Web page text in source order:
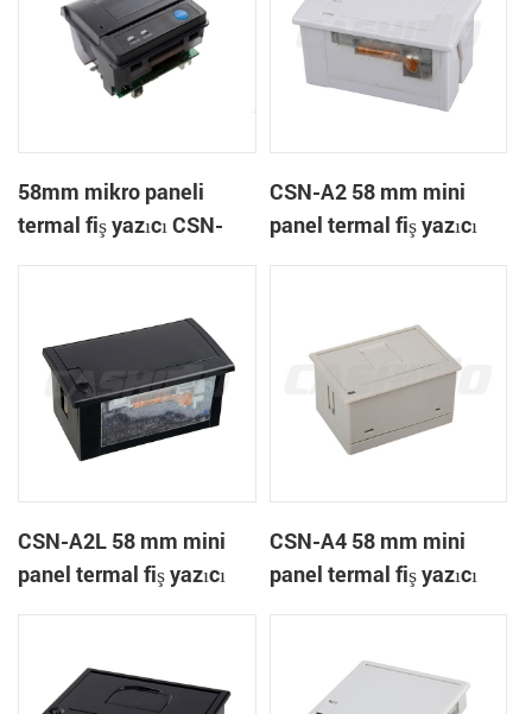
58mm mikro paneli
termal fiş yazıcı CSN-
CSN-A2 58 mm mini
panel termal fiş yazıcı
CSN-A2L 58 mm mini
panel termal fiş yazıcı
CSN-A4 58 mm mini
panel termal fiş yazıcı